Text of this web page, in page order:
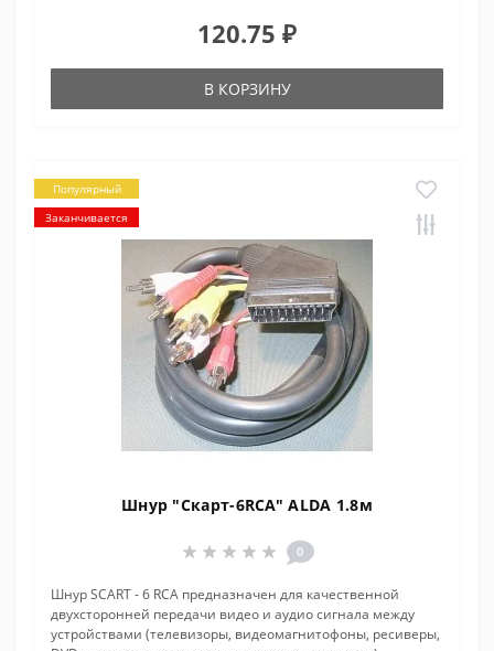
120.75 ₽
В КОРЗИНУ
Популярный
Заканчивается
Шнур "Скарт-6RCA" ALDA 1.8м
0
Шнур SCART - 6 RCA предназначен для качественной
двухсторонней передачи видео и аудио сигнала между
устройствами (телевизоры, видеомагнитофоны, ресиверы,